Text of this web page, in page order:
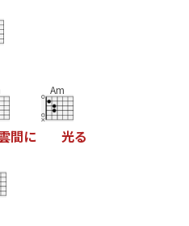
間に
Am
光る